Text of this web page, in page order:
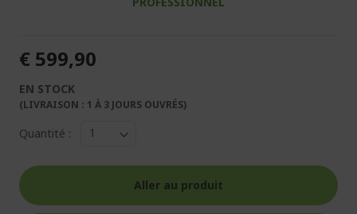
€ 599,90
EN STOCK
(LIVRAISON : 1 À 3 JOURS OUVRÉS)
Quantité :
Aller au produit